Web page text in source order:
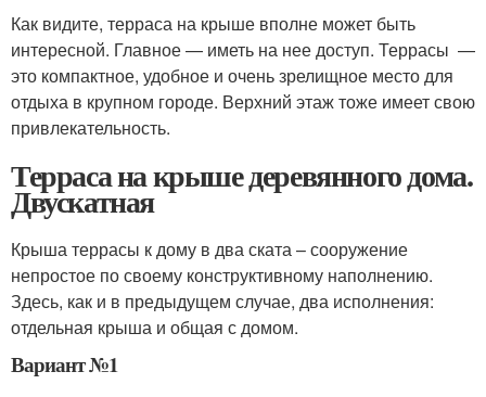
Как видите, терраса на крыше вполне может быть
интересной. Главное — иметь на нее доступ. Террасы —
это компактное, удобное и очень зрелищное место для
отдыха в крупном городе. Верхний этаж тоже имеет свою
привлекательность.
Терраса на крыше деревянного дома.
Двускатная
Крыша террасы к дому в два ската – сооружение
непростое по своему конструктивному наполнению.
Здесь, как и в предыдущем случае, два исполнения:
отдельная крыша и общая с домом.
Вариант №1